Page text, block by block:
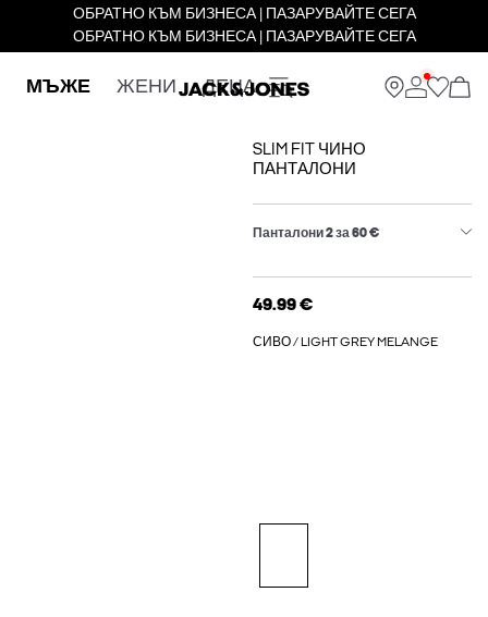
ОБРАТНО КЪМ БИЗНЕСА | ПАЗАРУВАЙТЕ СЕГА
ОБРАТНО КЪМ БИЗНЕСА | ПАЗАРУВАЙТЕ СЕГА
МЪЖЕ ЖЕНИ ДЕЦА
SLIM FIT ЧИНО
ПАНТАЛОНИ
Панталони 2 за 60 €
49.99 €
СИВО / LIGHT GREY MELANGE